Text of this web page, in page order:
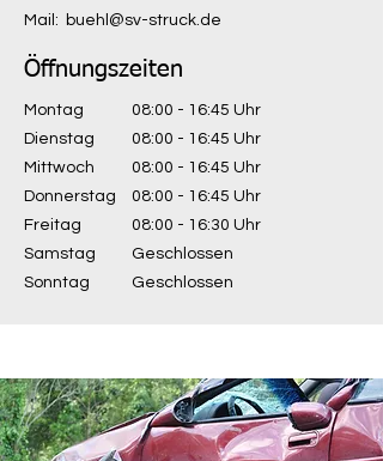
Mail:
buehl@sv-struck.de
Öffnungszeiten
Montag
Dienstag
Mittwoch
Donnerstag
Freitag
Samstag
Sonntag
08:00 - 16:45 Uhr
08:00 - 16:45 Uhr
08:00 - 16:45 Uhr
08:00 - 16:45 Uhr
08:00 - 16:30 Uhr
Geschlossen
Geschlossen